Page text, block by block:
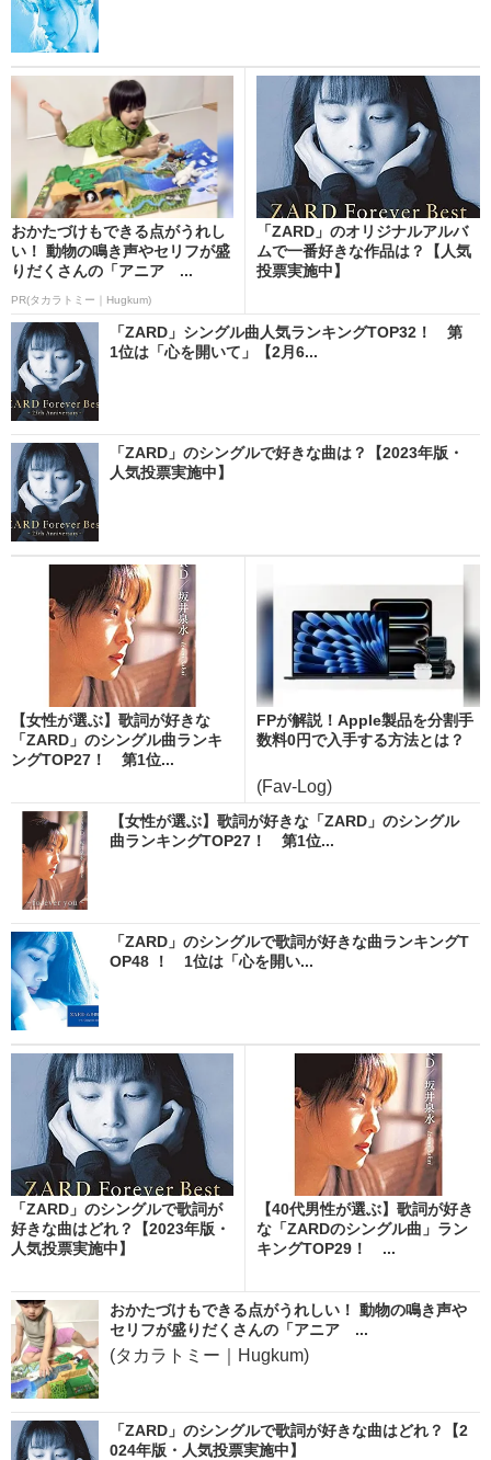
おかたづけもできる点がうれし
い！ 動物の鳴き声やセリフが盛
りだくさんの「アニア ...
PR(タカラトミー｜Hugkum)
「ZARD」のオリジナルアルバ
ムで一番好きな作品は？【人気
投票実施中】
「ZARD」シングル曲人気ランキングTOP32！ 第
1位は「心を開いて」【2月6...
「ZARD」のシングルで好きな曲は？【2023年版・
人気投票実施中】
【女性が選ぶ】歌詞が好きな
「ZARD」のシングル曲ランキ
ングTOP27！ 第1位...
FPが解説！Apple製品を分割手
数料0円で入手する方法とは？
(Fav-Log)
【女性が選ぶ】歌詞が好きな「ZARD」のシングル
曲ランキングTOP27！ 第1位...
「ZARD」のシングルで歌詞が好きな曲ランキングT
OP48 ！ 1位は「心を開い...
「ZARD」のシングルで歌詞が
好きな曲はどれ？【2023年版・
人気投票実施中】
【40代男性が選ぶ】歌詞が好き
な「ZARDのシングル曲」ラン
キングTOP29！ ...
おかたづけもできる点がうれしい！ 動物の鳴き声や
セリフが盛りだくさんの「アニア ...
(タカラトミー｜Hugkum)
「ZARD」のシングルで歌詞が好きな曲はどれ？【2
024年版・人気投票実施中】